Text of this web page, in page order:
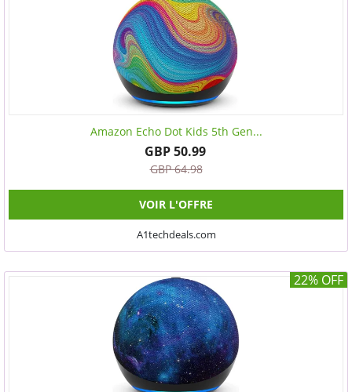
Amazon Echo Dot Kids 5th Gen...
GBP 50.99
GBP 64.98
VOIR L'OFFRE
A1techdeals.com
22% OFF